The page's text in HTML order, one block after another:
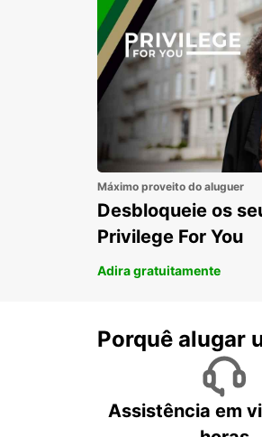
Máximo proveito do aluguer
Desbloqueie os
Privilege For You
Adira gratuitamente
Porquê alugar
Assistência em